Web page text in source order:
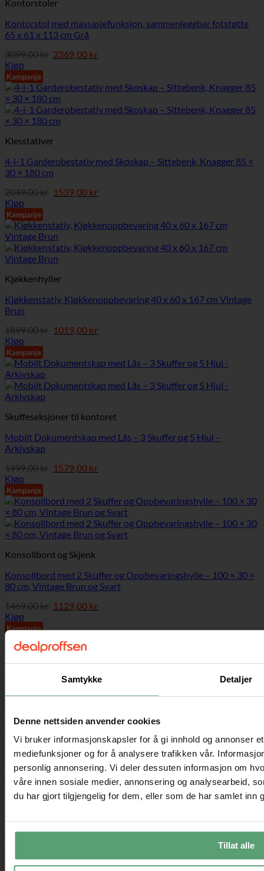
Samtykke Detaljer
Denne nettsiden anvender cookies
Vi bruker informasjonskapsler for å gi innhold og annonser
mediefunksjoner og for å analysere trafikken vår.
personlig annonsering. Vi deler dessuten informasjon om
våre innen sosiale medier, annonsering og analysearbeid,
du har gjort tilgjengelig for dem, eller som de har samlet inn
Tillat alle
Kontorstoler
Kontorstol med massasjefunksjon, sammenleggbar fotstøtte
65 x 61 x 113 cm Grå
3099,00kr Opprinnelig
3099,00 kr.
2369,00 krNåværende
2369,00 kr.
Kjøp
Kampanje
Klesstativer
4-i-1 Garderobestativ med Skoskap – Sittebenk, Knagger 85 ×
30 × 180 cm
2049,00kr Opprinnelig
2049,00 kr.
1539,00 krNåværende
1539,00 kr.
Kjøp
Kampanje
Kjøkkenhyller
Kjøkkenstativ, Kjøkkenoppbevaring 40 x 60 x 167 cm Vintage
Brun
1899,00kr Opprinnelig
1899,00 kr.
1019,00 krNåværende
1019,00 kr.
Kjøp
Kampanje
Skuffeseksjoner til kontoret
Mobilt Dokumentskap med Lås – 3 Skuffer og 5 Hjul –
Arkivskap
1999,00kr Opprinnelig
1999,00 kr.
1579,00 krNåværende
1579,00 kr.
Kjøp
Kampanje
Konsollbord og Skjenk
Konsollbord med 2 Skuffer og Oppbevaringshylle – 100 × 30 ×
80 cm, Vintage Brun og Svart
1469,00kr Opprinnelig
1469,00 kr.
1129,00 krNåværende
1129,00 kr.
Kjøp
Kampanje
pris
1599,00 kr.
pris
959,00 kr.
Kjøp
Barsett
pris
var:
pris
er:
Kjøp